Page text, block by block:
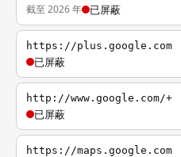
截至 2026 年 已屏蔽
https://plus.google.com
已屏蔽
http://www.google.com/+
已屏蔽
https://maps.google.com